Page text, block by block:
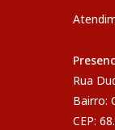
Rua
Bairro:
CEP: